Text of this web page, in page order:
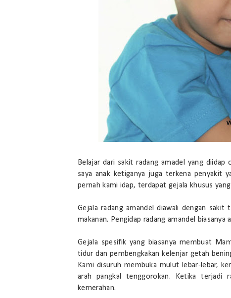
Belajar dari sakit radang amadel yang
saya anak ketiganya juga terkena penyakit
pernah kami idap, terdapat gejala khusus
Gejala radang amandel diawali dengan
makanan. Pengidap radang amandel
Gejala spesifik yang biasanya membuat
tidur dan pembengkakan kelenjar getah
Kami disuruh membuka mulut lebar-lebar,
arah pangkal tenggorokan. Ketika terjadi
kemerahan.